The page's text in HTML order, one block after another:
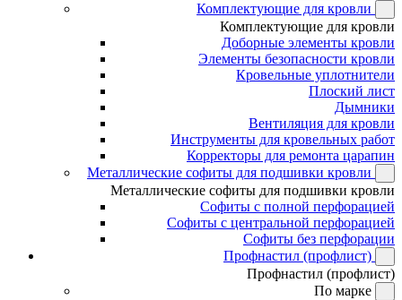
Комплектующие для кровли
Комплектующие для кровли
Доборные элементы кровли
Элементы безопасности кровли
Кровельные уплотнители
Плоский лист
Дымники
Вентиляция для кровли
Инструменты для кровельных работ
Корректоры для ремонта царапин
Металлические софиты для подшивки кровли
Металлические софиты для подшивки кровли
Софиты с полной перфорацией
Софиты с центральной перфорацией
Софиты без перфорации
Профнастил (профлист)
Профнастил (профлист)
По марке